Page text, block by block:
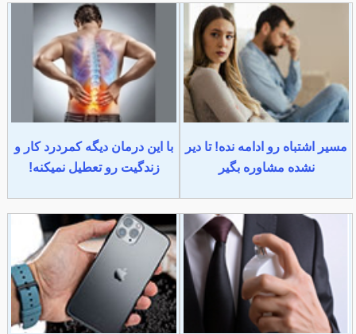
مسیر اشتباه رو ادامه نده! تا دیر
نشده مشاوره بگیر
با این درمان دیگه کمردرد کار و
زندگیت رو تعطیل نمیکنه!